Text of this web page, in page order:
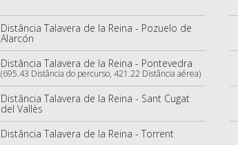
Distância Talavera de la Reina - Pozuelo de
Alarcón
Distância Talavera de la Reina - Pontevedra
(695.43 Distância do percurso, 421.22 Distância aérea)
Distância Talavera de la Reina - Sant Cugat
del Vallès
Distância Talavera de la Reina - Torrent